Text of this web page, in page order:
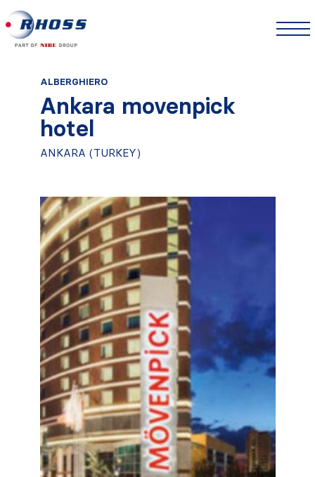
ALBERGHIERO
Ankara movenpick
hotel
ANKARA (TURKEY)